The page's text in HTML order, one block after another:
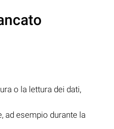
o la lettura dei dati,
ad esempio durante la